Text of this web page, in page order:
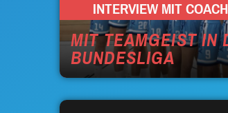
INTERVIEW MIT
MIT TEAMGEIST IN
BUNDESLIGA